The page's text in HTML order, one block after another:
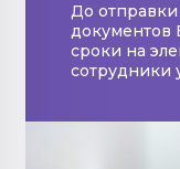
До
документов
сроки на
сотрудники